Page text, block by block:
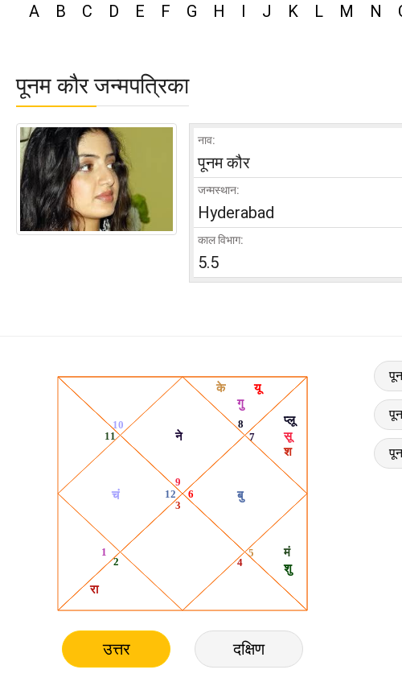
A B C D E F G H I J K L M N
पूनम कौर जन्मपत्रिका
नाव:
पूनम कौर
जन्मस्थान:
Hyderabad
काल विभाग:
5.5
उत्तर दक्षिण